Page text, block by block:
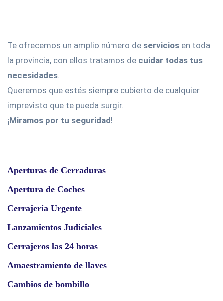
Te ofrecemos un amplio número de servicios en toda
la provincia, con ellos tratamos de cuidar todas tus
necesidades
Queremos que estés siempre cubierto de cualquier
imprevisto que te pueda surgir.
¡Miramos por tu seguridad!
Aperturas de Cerraduras
Apertura de Coches
Cerrajería Urgente
Lanzamientos Judiciales
Cerrajeros las 24 horas
Amaestramiento de llaves
Cambios de bombillo